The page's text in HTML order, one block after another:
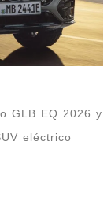
GLB EQ 2026 y
eléctrico